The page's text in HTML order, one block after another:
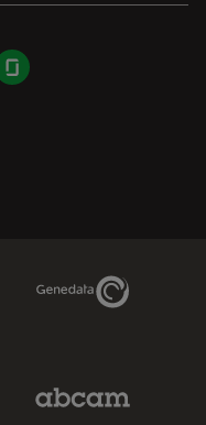
Glassdoor
Genedata Link